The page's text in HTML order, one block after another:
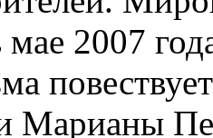
мае 2007
Марианы